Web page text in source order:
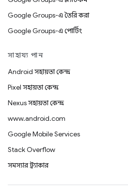
Google Groups-এ তৈরি করা
Google Groups-এ পোর্টিং
সাহায্য পান
Android সহায়তা কেন্দ্র
Pixel সহায়তা কেন্দ্র
Nexus সহায়তা কেন্দ্র
www.android.com
Google Mobile Services
Stack Overflow
সমস্যার ট্র্যাকার